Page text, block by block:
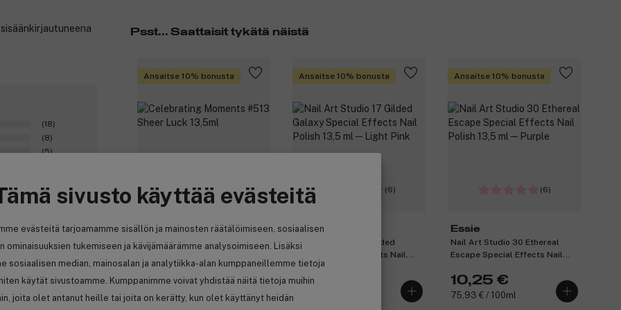
sivusto käyttää evästeitä
evästeitä tarjoamamme sisällön ja mainosten räätälöimiseen, sosiaalisen
ominaisuuksien tukemiseen ja kävijämäärämme analysoimiseen. Lisäksi
sosiaalisen median, mainosalan ja analytiikka-alan kumppaneillemme tietoja
käytät sivustoamme. Kumppanimme voivat yhdistää näitä tietoja muihin
joita olet antanut heille tai joita on kerätty, kun olet käyttänyt heidän
Psst... Saattaisit tykätä näistä
Ansaitse 10% bonusta
(32)
Essie
Celebrating Moments #513
10,80 €
80,00 € / 100ml
Ansaitse 10% bonusta
(6)
Essie
Nail Art Studio 17 Gilded
Galaxy Special Effects Nail
Polish 13,5 ml ─ Light Pink
9,40 €
Ansaitse 10% bonusta
(6)
Essie
Nail Art Studio 30 Ethereal
Escape Special Effects Nail
10,25 €
75,93 € / 100ml
(18)
(8)
(5)